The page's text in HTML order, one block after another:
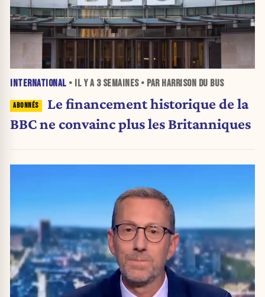
INTERNATIONAL • IL Y A 3 SEMAINES• PAR HARRISON DU BUS
Le financement historique de la
BBC ne convainc plus les Britanniques